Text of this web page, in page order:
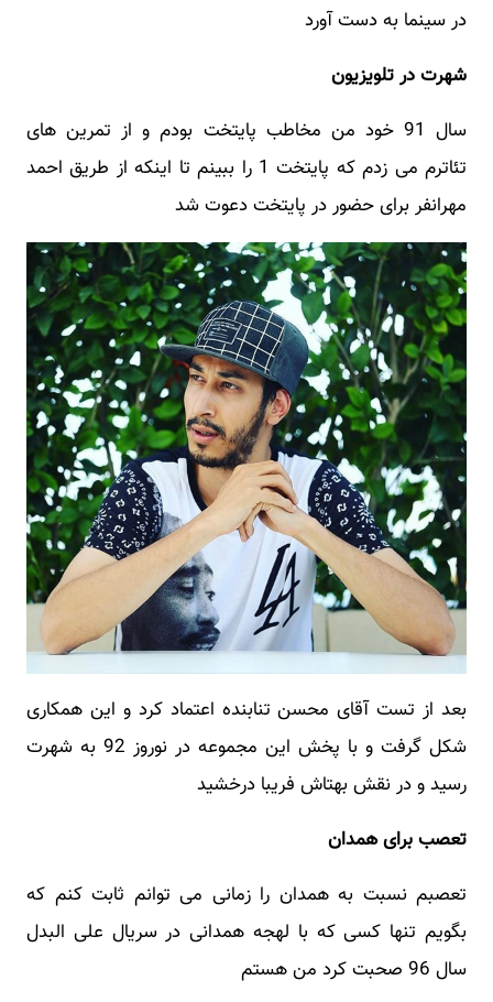
در سینما به دست آورد
شهرت در تلویزیون
سال 91 خود من مخاطب پایتخت بودم و از تمرین های
تئاترم می زدم که پایتخت 1 را ببینم تا اینکه از طریق احمد
مهرانفر برای حضور در پایتخت دعوت شد
بعد از تست آقای محسن تنابنده اعتماد کرد و این همکاری
شکل گرفت و با پخش این مجموعه در نوروز 92 به شهرت
رسید و در نقش بهتاش فریبا درخشید
تعصب برای همدان
تعصبم نسبت به همدان را زمانی می‌ توانم ثابت کنم که
بگویم تنها کسی که با لهجه همدانی در سریال علی‌ البدل
سال 96 صحبت کرد من هستم